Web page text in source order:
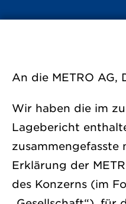
An die METRO AG,
Wir haben die im
Lagebericht
zusammengefasste
Erklärung der
des Konzerns (im